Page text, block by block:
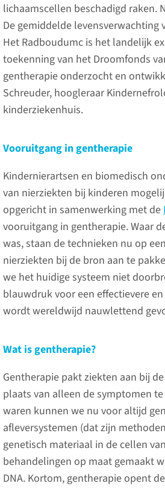
lichaamscellen beschadigd raken.
De gemiddelde levensverwachting
Het Radboudumc is het landelijk
toekenning van het Droomfonds
gentherapie onderzocht en
Schreuder, hoogleraar
kinderziekenhuis.
Vooruitgang in gentherapie
Kindernierartsen en biomedisch
van nierziekten bij kinderen
opgericht in samenwerking met de
vooruitgang in gentherapie. Waar
was, staan de technieken nu op
nierziekten bij de bron aan te
we het huidige systeem niet
blauwdruk voor een effectievere
wordt wereldwijd nauwlettend
Wat is gentherapie?
Gentherapie pakt ziekten aan bij
plaats van alleen de symptomen
waren kunnen we nu voor altijd
afleversystemen (dat zijn
genetisch materiaal in de cellen
behandelingen op maat gemaakt
DNA. Kortom, gentherapie opent